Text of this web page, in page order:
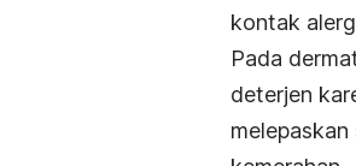
kontak
Pada
deterjen